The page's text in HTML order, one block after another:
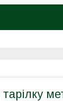
тарілку